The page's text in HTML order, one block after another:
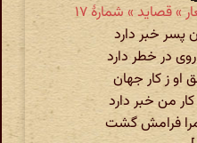
قصاید » شمارهٔ ۱۷
پسر خبر دارد
در خطر دارد
او ز کار جهان
من خبر دارد
فرامش گشت